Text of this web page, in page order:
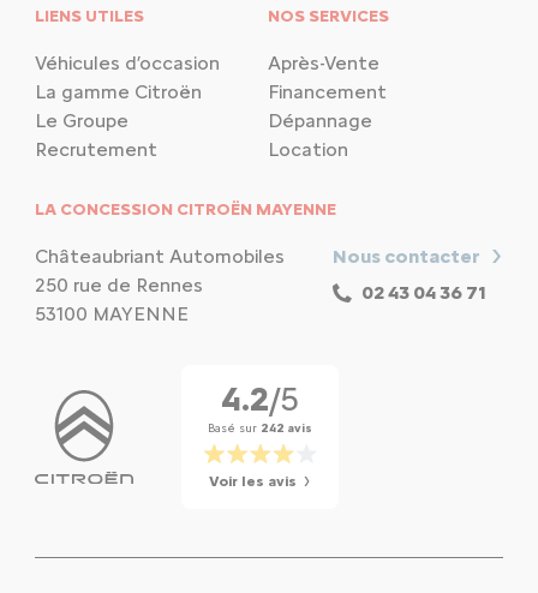
LIENS UTILES
Véhicules d’occasion
La gamme Citroën
Le Groupe
Recrutement
NOS SERVICES
Après-Vente
Financement
Dépannage
Location
LA CONCESSION CITROËN MAYENNE
Châteaubriant Automobiles
250 rue de Rennes
53100 MAYENNE
Nous contacter
02 43 04 36 71
4.2/5
Basé sur 242 avis
Voir les avis